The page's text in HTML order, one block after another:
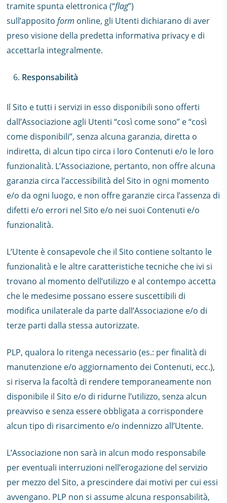
tramite spunta elettronica (“flag”)
sull’appositoform online, gli Utenti dichiarano di aver
preso visione della predetta informativa privacy e di
accettarla integralmente.
Responsabilità
Il Sito e tutti i servizi in esso disponibili sono offerti
dall’Associazione agli Utenti “così come sono” e “così
come disponibili”, senza alcuna garanzia, diretta o
indiretta, di alcun tipo circa i loro Contenuti e/o le loro
funzionalità. L’Associazione, pertanto, non offre alcuna
garanzia circa l’accessibilità del Sito in ogni momento
e/o da ogni luogo, e non offre garanzie circa l’assenza di
difetti e/o errori nel Sito e/o nei suoi Contenuti e/o
funzionalità.
L’Utente è consapevole che il Sito contiene soltanto le
funzionalità e le altre caratteristiche tecniche che ivi si
trovano al momento dell’utilizzo e al contempo accetta
che le medesime possano essere suscettibili di
modifica unilaterale da parte dall’Associazione e/o di
terze parti dalla stessa autorizzate.
PLP, qualora lo ritenga necessario (es.: per finalità di
manutenzione e/o aggiornamento dei Contenuti, ecc.),
si riserva la facoltà di rendere temporaneamente non
disponibile il Sito e/o di ridurne l’utilizzo, senza alcun
preavviso e senza essere obbligata a corrispondere
alcun tipo di risarcimento e/o indennizzo all’Utente.
L’Associazione non sarà in alcun modo responsabile
per eventuali interruzioni nell’erogazione del servizio
per mezzo del Sito, a prescindere dai motivi per cui essi
avvengano. PLP non si assume alcuna responsabilità,